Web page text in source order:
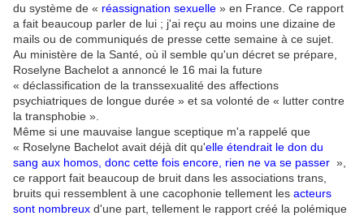
du système de « réassignation sexuelle » en France. Ce rapport
a fait beaucoup parler de lui ; j'ai reçu au moins une dizaine de
mails ou de communiqués de presse cette semaine à ce sujet.
Au ministère de la Santé, où il semble qu'un décret se prépare,
Roselyne Bachelot a annoncé le 16 mai la future
« déclassification de la transsexualité des affections
psychiatriques de longue durée » et sa volonté de « lutter contre
la transphobie ».
Même si une mauvaise langue sceptique m'a rappelé que
« Roselyne Bachelot avait déjà dit qu'elle étendrait le don du
sang aux homos, donc cette fois encore, rien ne va se passer »,
ce rapport fait beaucoup de bruit dans les associations trans,
bruits qui ressemblent à une cacophonie tellement les acteurs
sont nombreux d'une part, tellement le rapport créé la polémique